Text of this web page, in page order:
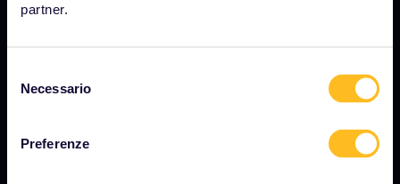
partner.
delNecessario
Preferenze
Opportunità di lavoro